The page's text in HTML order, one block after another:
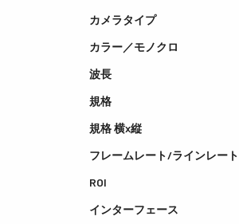
カメラタイプ
カラー／モノクロ
波長
規格
規格 横x縦
フレームレート/ラインレート
ROI
インターフェース